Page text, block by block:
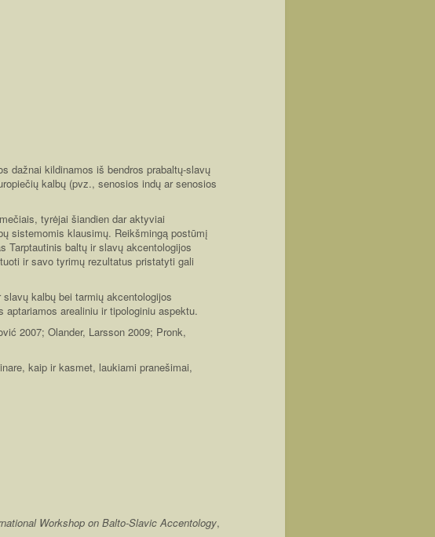
dažnai kildinamos iš bendros prabaltų-slavų
kalbų (pvz., senosios indų ar senosios
tyrėjai šiandien dar aktyviai
sistemomis klausimų. Reikšmingą postūmį
Tarptautinis baltų ir slavų akcentologijos
ir savo tyrimų rezultatus pristatyti gali
kalbų bei tarmių akcentologijos
arealiniu ir tipologiniu aspektu.
2007; Olander, Larsson 2009; Pronk,
kaip ir kasmet, laukiami pranešimai,
Workshop on Balto-Slavic Accentology,